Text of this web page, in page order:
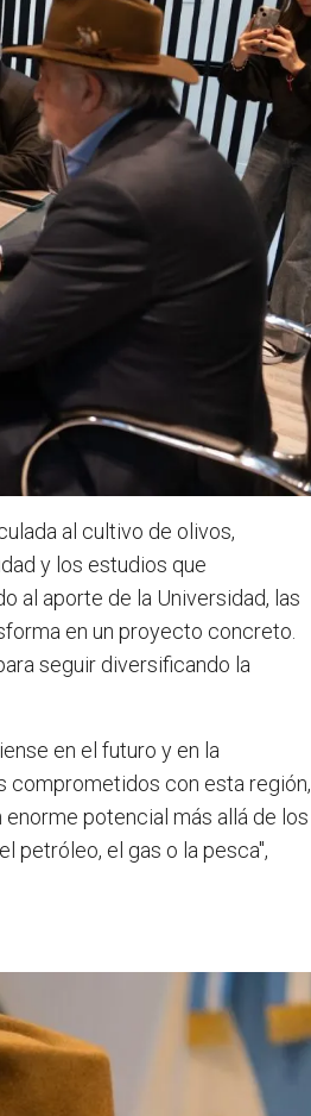
al cultivo de olivos,
y los estudios que
al aporte de la Universidad, las
en un proyecto concreto.
seguir diversificando la
en el futuro y en la
comprometidos con esta región,
potencial más allá de los
petróleo, el gas o la pesca",